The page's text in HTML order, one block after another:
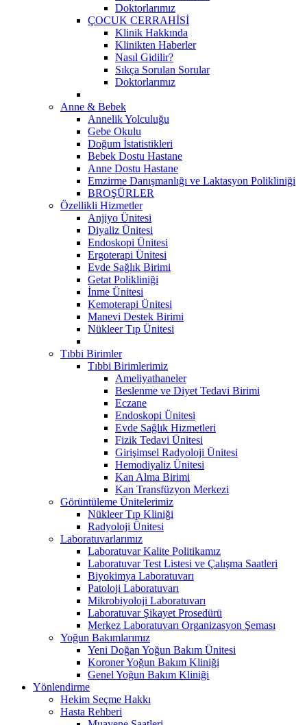
Doktorlarımız
ÇOCUK CERRAHİSİ
Klinik Hakkında
Klinikten Haberler
Nasıl Gidilir?
Sıkça Sorulan Sorular
Doktorlarımız
Anne & Bebek
Annelik Yolculuğu
Gebe Okulu
Doğum İstatistikleri
Bebek Dostu Hastane
Anne Dostu Hastane
Emzirme Danışmanlığı ve Laktasyon Polikliniği
BROŞÜRLER
Özellikli Hizmetler
Anjiyo Ünitesi
Diyaliz Ünitesi
Endoskopi Ünitesi
Ergoterapi Ünitesi
Evde Sağlık Birimi
Getat Polikliniği
İnme Ünitesi
Kemoterapi Ünitesi
Manevi Destek Birimi
Nükleer Tıp Ünitesi
Tıbbi Birimler
Tıbbi Birimlerimiz
Ameliyathaneler
Beslenme ve Diyet Tedavi Birimi
Eczane
Endoskopi Ünitesi
Evde Sağlık Hizmetleri
Fizik Tedavi Ünitesi
Girişimsel Radyoloji Ünitesi
Hemodiyaliz Ünitesi
Kan Alma Birimi
Kan Transfüzyon Merkezi
Görüntüleme Ünitelerimiz
Nükleer Tıp Kliniği
Radyoloji Ünitesi
Laboratuvarlarımız
Laboratuvar Kalite Politikamız
Laboratuvar Test Listesi ve Çalışma Saatleri
Biyokimya Laboratuvarı
Patoloji Laboratuvarı
Mikrobiyoloji Laboratuvarı
Laboratuvar Şikayet Prosedürü
Merkez Laboratuvarı Organizasyon Şeması
Yoğun Bakımlarımız
Yeni Doğan Yoğun Bakım Ünitesi
Koroner Yoğun Bakım Kliniği
Genel Yoğun Bakım Kliniği
Yönlendirme
Hekim Seçme Hakkı
Hasta Rehberi